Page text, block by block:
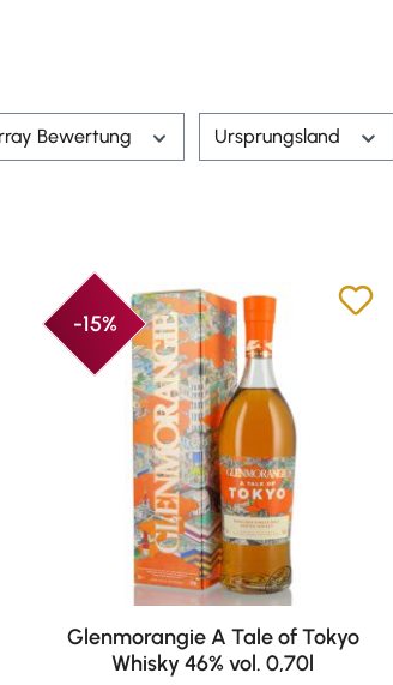
Bewertung Ursprungsland
-15%
Glenmorangie A Tale of Tokyo
Whisky 46% vol. 0,70l